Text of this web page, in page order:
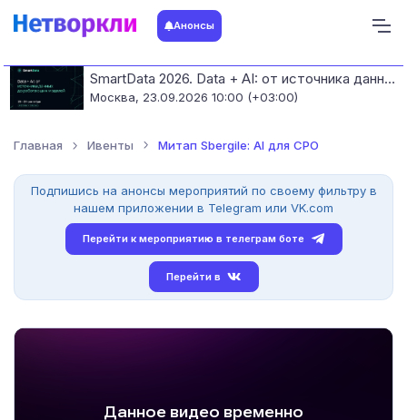
Анонсы
SmartData 2026. Data + AI: от источника данных до работающих моделей
Москва, 23.09.2026 10:00 (+03:00)
Главная Ивенты Митап Sbergile: AI для CPO
Подпишись на анонсы мероприятий по своему фильтру в
нашем приложении в Telegram или VK.com
Перейти к мероприятию в телеграм боте
Перейти в